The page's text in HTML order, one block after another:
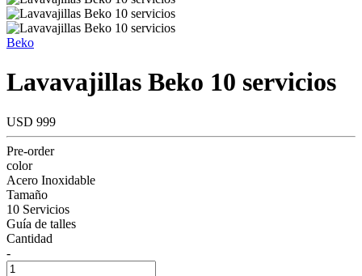
Beko
Lavavajillas Beko 10 servicios
USD 999
Pre-order
color
Acero Inoxidable
Tamaño
10 Servicios
Guía de talles
Cantidad
-